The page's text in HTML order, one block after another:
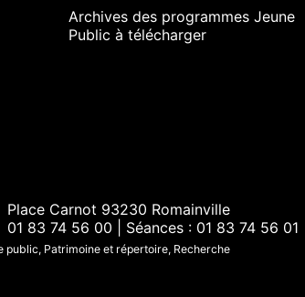
Archives des programmes Jeune
Public à télécharger
Place Carnot 93230 Romainville
01 83 74 56 00 | Séances : 01 83 74 56 01
public, Patrimoine et répertoire, Recherche